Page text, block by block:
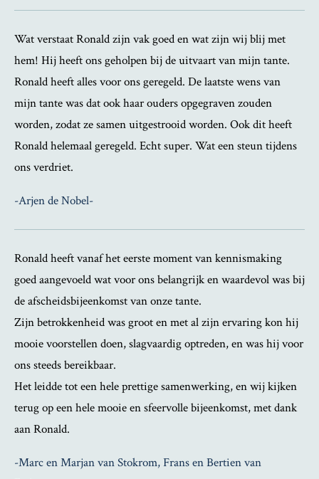
Wat verstaat Ronald zijn vak goed en wat zijn wij blij met
hem! Hij heeft ons geholpen bij de uitvaart van mijn tante.
Ronald heeft alles voor ons geregeld. De laatste wens van
mijn tante was dat ook haar ouders opgegraven zouden
worden, zodat ze samen uitgestrooid worden. Ook dit heeft
Ronald helemaal geregeld. Echt super. Wat een steun tijdens
ons verdriet.
-Arjen de Nobel-
Ronald heeft vanaf het eerste moment van kennismaking
goed aangevoeld wat voor ons belangrijk en waardevol was bij
de afscheidsbijeenkomst van onze tante.
Zijn betrokkenheid was groot en met al zijn ervaring kon hij
mooie voorstellen doen, slagvaardig optreden, en was hij voor
ons steeds bereikbaar.
Het leidde tot een hele prettige samenwerking, en wij kijken
terug op een hele mooie en sfeervolle bijeenkomst, met dank
aan Ronald.
-Marc en Marjan van Stokrom, Frans en Bertien van